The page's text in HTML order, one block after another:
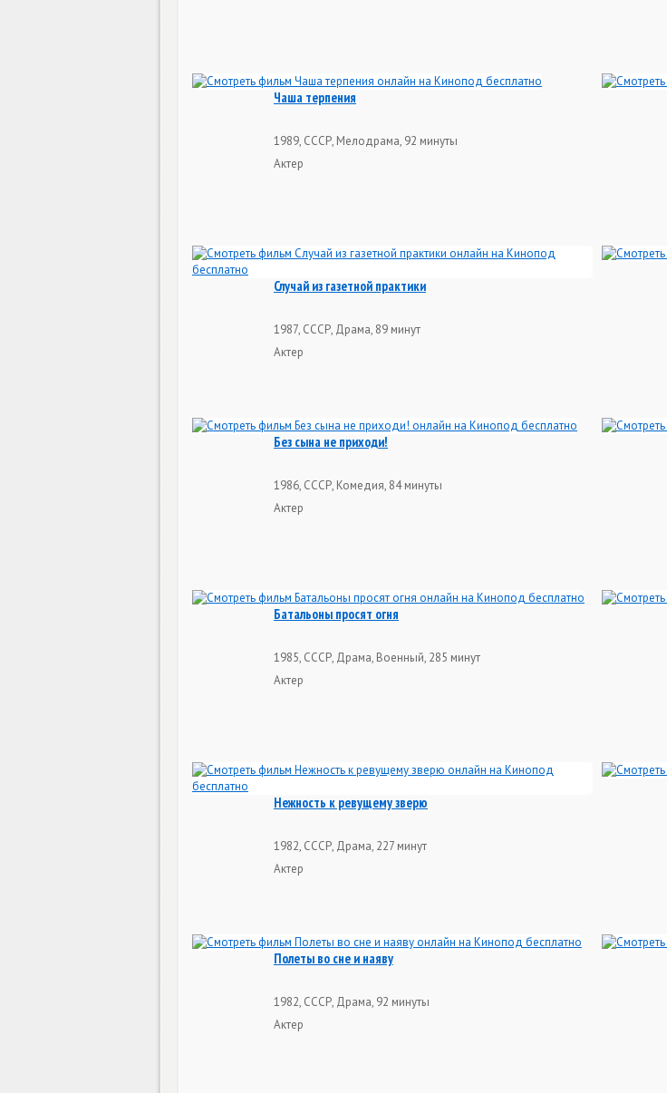
Чаша терпения
1989, СССР, Мелодрама, 92 минуты
Актер
Случай из газетной практики
1987, СССР, Драма, 89 минут
Актер
Без сына не приходи!
1986, СССР, Комедия, 84 минуты
Актер
Батальоны просят огня
1985, СССР, Драма, Военный, 285 минут
Актер
Нежность к ревущему зверю
1982, СССР, Драма, 227 минут
Актер
Полеты во сне и наяву
1982, СССР, Драма, 92 минуты
Актер